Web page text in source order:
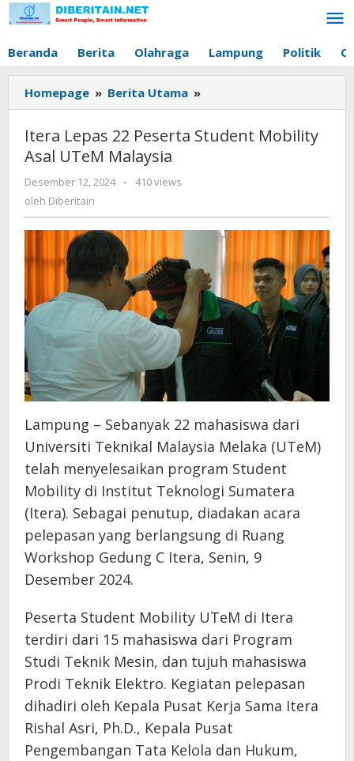
Lewati
ke
Beranda Berita Olahraga Lampung Politik
Homepage » Berita Utama »
Lepas
22
Peserta
UTeM
Malaysia
Itera Lepas 22 Peserta Student Mobility
Asal UTeM Malaysia
Desember 12, 2024
oleh
-
410 views
oleh Diberitain
Lampung – Sebanyak 22 mahasiswa dari
Universiti Teknikal Malaysia Melaka (UTeM)
telah menyelesaikan program Student
Mobility di Institut Teknologi Sumatera
(Itera). Sebagai penutup, diadakan acara
pelepasan yang berlangsung di Ruang
Workshop Gedung C Itera, Senin, 9
Desember 2024.
Peserta Student Mobility UTeM di Itera
terdiri dari 15 mahasiswa dari Program
Studi Teknik Mesin, dan tujuh mahasiswa
Prodi Teknik Elektro. Kegiatan pelepasan
dihadiri oleh Kepala Pusat Kerja Sama Itera
Rishal Asri, Ph.D., Kepala Pusat
Pengembangan Tata Kelola dan Hukum,